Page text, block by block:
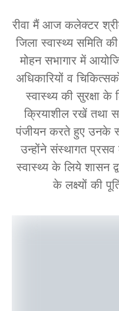
रीवा मैं आज कलेक्टर
जिला स्वास्थ्य समिति
मोहन सभागार में
अधिकारियों व
स्वास्थ्य की सुरक्षा के
क्रियाशील रखें तथा
पंजीयन करते हुए उनके
उन्होंने संस्थागत
स्वास्थ्य के लिये शासन
के लक्ष्यों की